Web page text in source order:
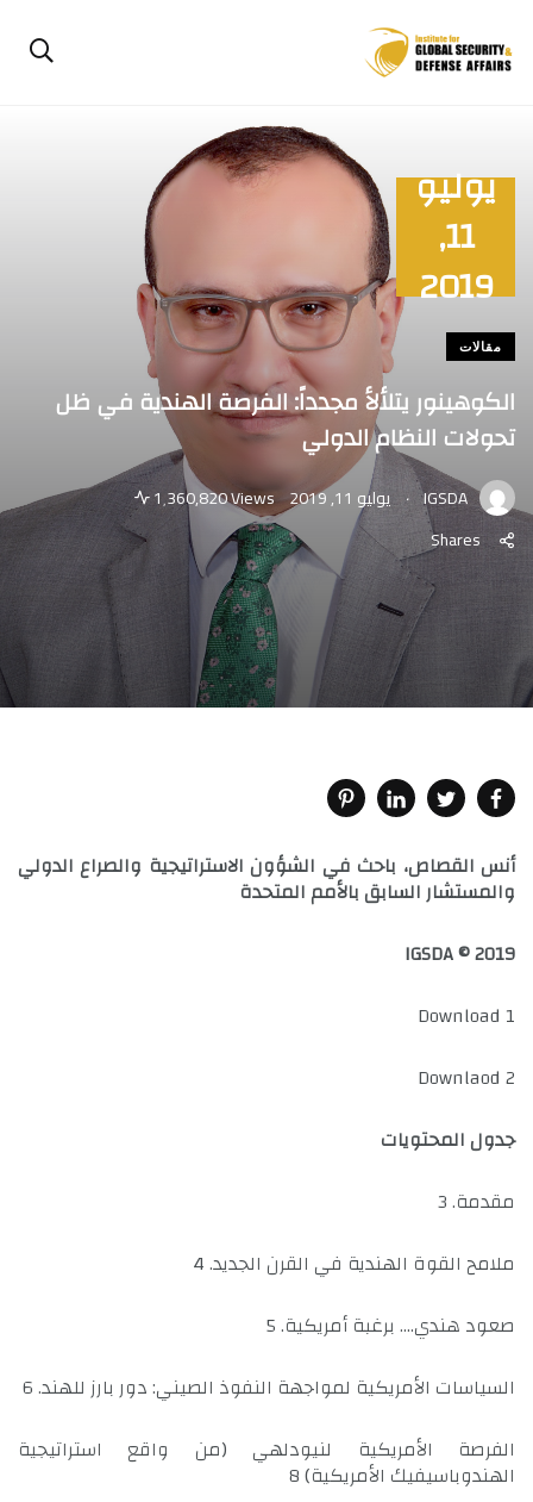
يوليو
11,
2019
مقالات
الكوهينور يتلألأ مجدداً: الفرصة الهندية في ظل
تحولات النظام الدولي
IGSDA
. يوليو 11, 2019
1٬360,820 Views
Shares
أنس القصاص، باحث في الشؤون الاستراتيجية والصراع الدولي
والمستشار السابق بالأمم المتحدة
IGSDA © 2019
Download 1
Downlaod 2
جدول المحتويات
مقدمة. 3
ملامح القوة الهندية في القرن الجديد. 4
صعود هندي…. برغبة أمريكية. 5
السياسات الأمريكية لمواجهة النفوذ الصيني: دور بارز للهند. 6
الفرصة الأمريكية لنيودلهي (من واقع استراتيجية
الهندوباسيفيك الأمريكية) 8